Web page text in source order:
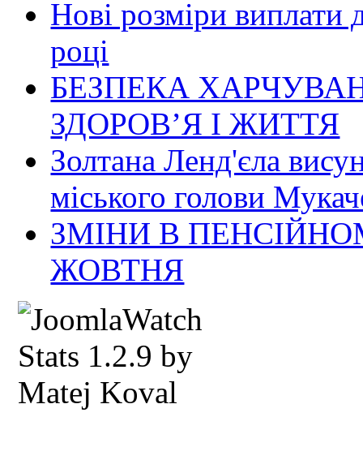
Нові розміри виплати
році
БЕЗПЕКА
ЗДОРОВ’Я І ЖИТТЯ
Золтана Ленд'єла
міського голови
ЗМІНИ В
ЖОВТНЯ